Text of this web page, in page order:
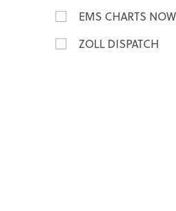
EMS CHARTS NOW
ZOLL DISPATCH